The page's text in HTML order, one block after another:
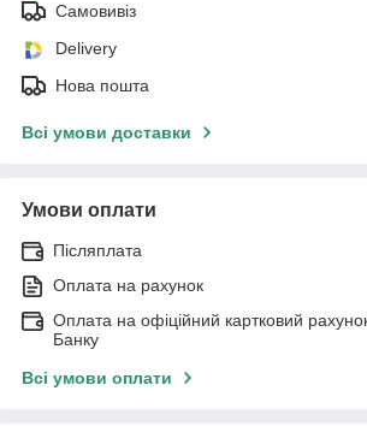
Самовивіз
Delivery
Нова пошта
Всі умови доставки
Умови оплати
Післяплата
Оплата на рахунок
Оплата на офіційний картковий
Банку
Всі умови оплати